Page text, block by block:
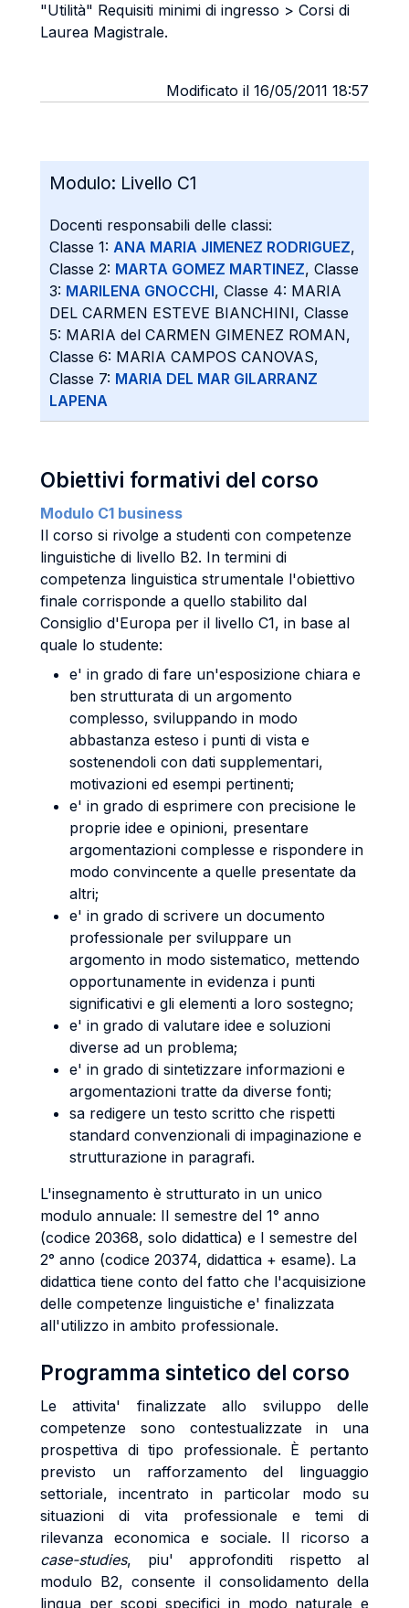
"Utilità" Requisiti minimi di ingresso > Corsi di
Laurea Magistrale.
Modificato il 16/05/2011 18:57
Modulo: Livello C1
Docenti responsabili delle classi:
Classe 1: ANA MARIA JIMENEZ RODRIGUEZ,
Classe 2: MARTA GOMEZ MARTINEZ, Classe
3: MARILENA GNOCCHI, Classe 4: MARIA
DEL CARMEN ESTEVE BIANCHINI, Classe
5: MARIA del CARMEN GIMENEZ ROMAN,
Classe 6: MARIA CAMPOS CANOVAS,
Classe 7: MARIA DEL MAR GILARRANZ
LAPENA
Obiettivi formativi del corso
Modulo C1 business
Il corso si rivolge a studenti con competenze
linguistiche di livello B2. In termini di
competenza linguistica strumentale l'obiettivo
finale corrisponde a quello stabilito dal
Consiglio d'Europa per il livello C1, in base al
quale lo studente:
e' in grado di fare un'esposizione chiara e
ben strutturata di un argomento
complesso, sviluppando in modo
abbastanza esteso i punti di vista e
sostenendoli con dati supplementari,
motivazioni ed esempi pertinenti;
e' in grado di esprimere con precisione le
proprie idee e opinioni, presentare
argomentazioni complesse e rispondere in
modo convincente a quelle presentate da
altri;
e' in grado di scrivere un documento
professionale per sviluppare un
argomento in modo sistematico, mettendo
opportunamente in evidenza i punti
significativi e gli elementi a loro sostegno;
e' in grado di valutare idee e soluzioni
diverse ad un problema;
e' in grado di sintetizzare informazioni e
argomentazioni tratte da diverse fonti;
sa redigere un testo scritto che rispetti
standard convenzionali di impaginazione e
strutturazione in paragrafi.
L'insegnamento è strutturato in un unico
modulo annuale: II semestre del 1° anno
(codice 20368, solo didattica) e I semestre del
2° anno (codice 20374, didattica + esame). La
didattica tiene conto del fatto che l'acquisizione
delle competenze linguistiche e' finalizzata
all'utilizzo in ambito professionale.
Programma sintetico del corso
Le attivita' finalizzate allo sviluppo delle
competenze sono contestualizzate in una
prospettiva di tipo professionale. È pertanto
previsto un rafforzamento del linguaggio
settoriale, incentrato in particolar modo su
situazioni di vita professionale e temi di
rilevanza economica e sociale. Il ricorso a
case-studies, piu' approfonditi rispetto al
modulo B2, consente il consolidamento della
lingua per scopi specifici in modo naturale e